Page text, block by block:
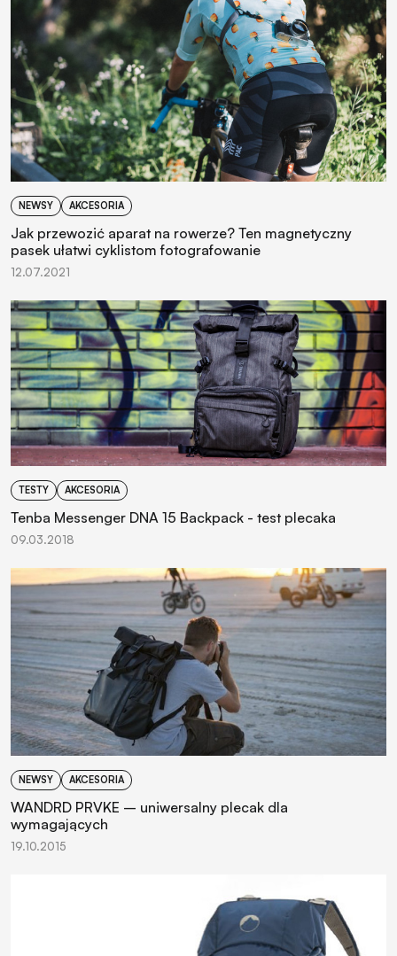
NEWSY AKCESORIA
Jak przewozić aparat na rowerze? Ten magnetyczny
pasek ułatwi cyklistom fotografowanie
12.07.2021
TESTY AKCESORIA
Tenba Messenger DNA 15 Backpack - test plecaka
09.03.2018
NEWSY AKCESORIA
WANDRD PRVKE – uniwersalny plecak dla
wymagających
19.10.2015